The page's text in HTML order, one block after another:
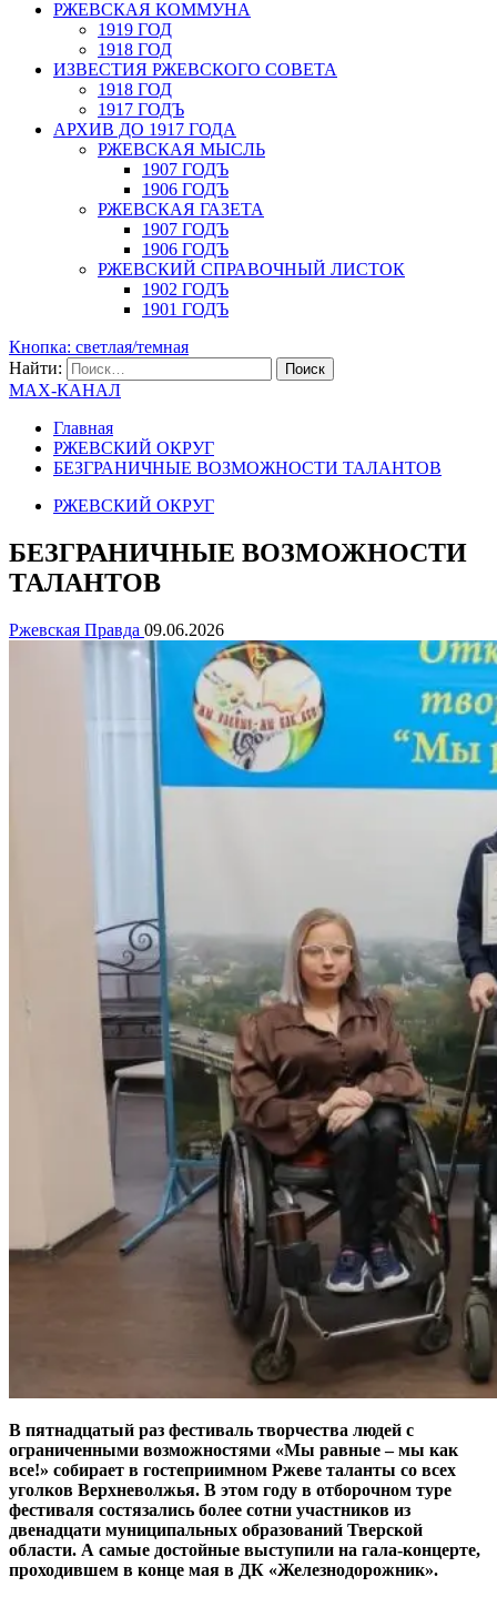
РЖЕВСКАЯ КОММУНА
1919 ГОД
1918 ГОД
ИЗВЕСТИЯ РЖЕВСКОГО СОВЕТА
1918 ГОД
1917 ГОДЪ
АРХИВ ДО 1917 ГОДА
РЖЕВСКАЯ МЫСЛЬ
1907 ГОДЪ
1906 ГОДЪ
РЖЕВСКАЯ ГАЗЕТА
1907 ГОДЪ
1906 ГОДЪ
РЖЕВСКИЙ СПРАВОЧНЫЙ ЛИСТОК
1902 ГОДЪ
1901 ГОДЪ
Кнопка: светлая/темная
Найти:
MAX-КАНАЛ
Главная
РЖЕВСКИЙ ОКРУГ
БЕЗГРАНИЧНЫЕ ВОЗМОЖНОСТИ ТАЛАНТОВ
РЖЕВСКИЙ ОКРУГ
БЕЗГРАНИЧНЫЕ ВОЗМОЖНОСТИ
ТАЛАНТОВ
Ржевская Правда 09.06.2026
В пятнадцатый раз фестиваль творчества людей с
ограниченными возможностями «Мы равные – мы как
все!» собирает в гостеприимном Ржеве таланты со всех
уголков Верхневолжья. В этом году в отборочном туре
фестиваля состязались более сотни участников из
двенадцати муниципальных образований Тверской
области. А самые достойные выступили на гала-концерте,
проходившем в конце мая в ДК «Железнодорожник».